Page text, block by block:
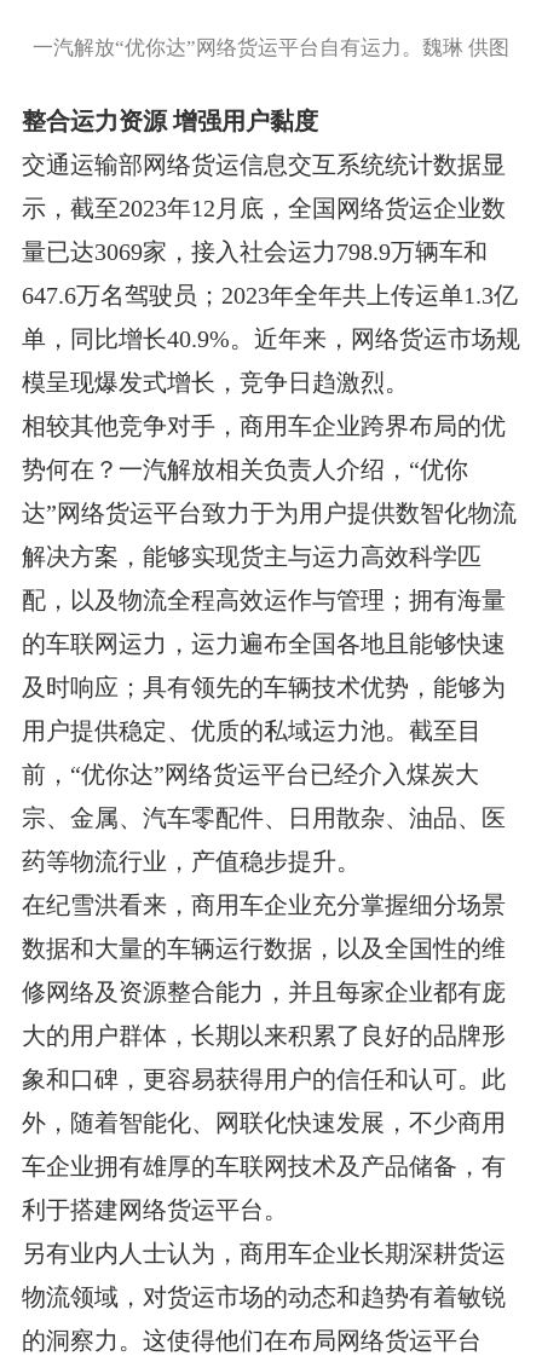
一汽解放“优你达”网络货运平台自有运力。魏琳 供图
整合运力资源 增强用户黏度
交通运输部网络货运信息交互系统统计数据显
示，截至2023年12月底，全国网络货运企业数
量已达3069家，接入社会运力798.9万辆车和
647.6万名驾驶员；2023年全年共上传运单1.3亿
单，同比增长40.9%。近年来，网络货运市场规
模呈现爆发式增长，竞争日趋激烈。
相较其他竞争对手，商用车企业跨界布局的优
势何在？一汽解放相关负责人介绍，“优你
达”网络货运平台致力于为用户提供数智化物流
解决方案，能够实现货主与运力高效科学匹
配，以及物流全程高效运作与管理；拥有海量
的车联网运力，运力遍布全国各地且能够快速
及时响应；具有领先的车辆技术优势，能够为
用户提供稳定、优质的私域运力池。截至目
前，“优你达”网络货运平台已经介入煤炭大
宗、金属、汽车零配件、日用散杂、油品、医
药等物流行业，产值稳步提升。
在纪雪洪看来，商用车企业充分掌握细分场景
数据和大量的车辆运行数据，以及全国性的维
修网络及资源整合能力，并且每家企业都有庞
大的用户群体，长期以来积累了良好的品牌形
象和口碑，更容易获得用户的信任和认可。此
外，随着智能化、网联化快速发展，不少商用
车企业拥有雄厚的车联网技术及产品储备，有
利于搭建网络货运平台。
另有业内人士认为，商用车企业长期深耕货运
物流领域，对货运市场的动态和趋势有着敏锐
的洞察力。这使得他们在布局网络货运平台